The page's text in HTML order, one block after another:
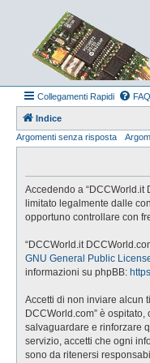
Collegamenti Rapidi FAQ
Indice
Argomenti senza risposta
Accedendo a “DCCWorld.it
limitato legalmente dalle
opportuno controllare con
“DCCWorld.it
GNU General Public
informazioni su phpBB:
Accetti di non inviare alcun
DCCWorld.com” è
salvaguardare e rinforzare
servizio, accetti che ogni
sono da ritenersi